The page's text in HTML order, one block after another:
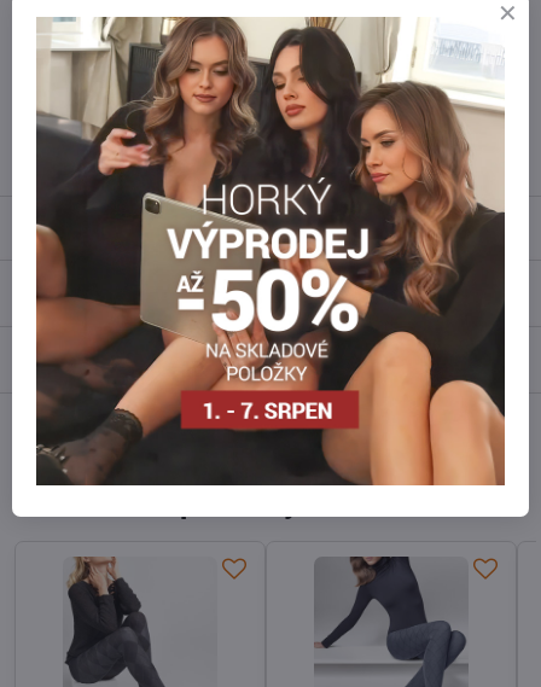
Máte zájem o více kusů ?
Kontaktujte nás na mail, zboží pro Vás doskladníme!
info​@everlady​.eu
Popis
Recenze
Diskuse
Reddit WhatsApp